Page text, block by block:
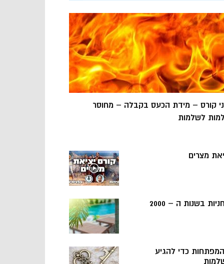
קורס – מידת הכעס בקבלה – מחוסר
לשלמות
מצרים
בשנות ה – 2000
5 המפתחות כדי להגיע